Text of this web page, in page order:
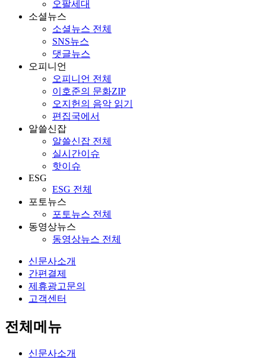
오팔세대
소셜뉴스
소셜뉴스 전체
SNS뉴스
댓글뉴스
오피니언
오피니언 전체
이호준의 문화ZIP
오지헌의 음악 읽기
편집국에서
알쓸신잡
알쓸신잡 전체
실시간이슈
핫이슈
ESG
ESG 전체
포토뉴스
포토뉴스 전체
동영상뉴스
동영상뉴스 전체
신문사소개
간편결제
제휴광고문의
고객센터
전체메뉴
신문사소개